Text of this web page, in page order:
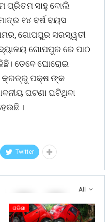
ପ୍ରିତମ ସାହୁ ବୋଲି
୧୪ ବର୍ଷ ବୟସ
ଗୋପପୁର ସରସ୍ୱତୀ
ଗୋପପୁର ରେ ପାଠ
ତେବେ ଘୋରୋଇ
କ୍ରତ୍ରୁ ପକ୍ଷ ଙ୍କ
ଘଟଣା ଘଟିଥିବା
।
Twitter
All
ଓଡିଶା